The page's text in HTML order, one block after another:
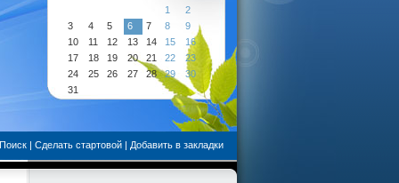
1
2
3
4 5 6 7 8
9
10
11 12 13 14 15
16
17
18 19 20 21 22
23
24
25 26 27 28 29
30
31
Поиск | Сделать стартовой | Добавить в закладки